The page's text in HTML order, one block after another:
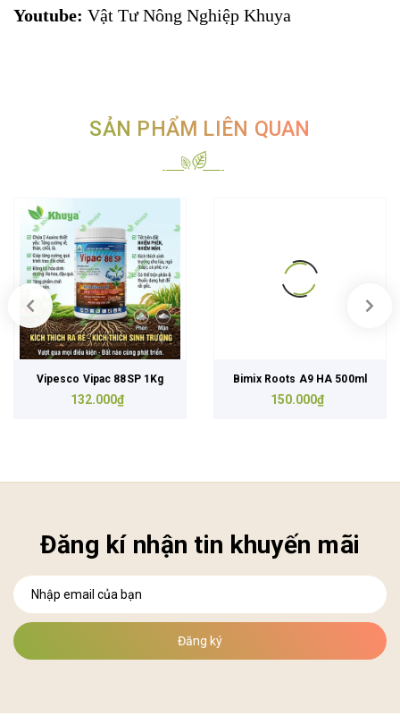
Youtube: Vật Tư Nông Nghiệp Khuya
SẢN PHẨM LIÊN QUAN
Vipesco Vipac 88SP 1Kg
132.000₫
Bimix Roots A9 HA 500ml
150.000₫
Đăng kí nhận tin khuyến mãi
Đăng ký